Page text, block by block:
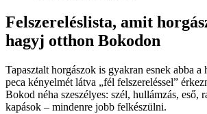
Felszereléslista, amit
hagyj otthon Bokodon
Tapasztalt horgászok is gyakran esnek abba a
peca kényelmét látva „fél felszereléssel”
Bokod néha szeszélyes: szél, hullámzás, eső,
kapások – mindenre jobb felkészülni.